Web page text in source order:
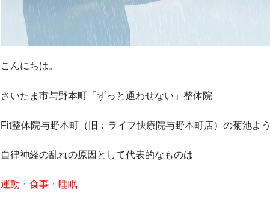
こんにちは。
さいたま市与野本町「ずっと通わせない」整体院
Fit整体院与野本町（旧：ライフ快療院与野本町店）の菊池よ
自律神経の乱れの原因として代表的なものは
運動・食事・睡眠